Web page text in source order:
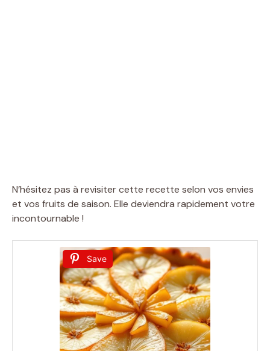
N’hésitez pas à revisiter cette recette selon vos envies
et vos fruits de saison. Elle deviendra rapidement votre
incontournable !
Save